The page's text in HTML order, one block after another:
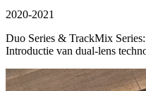
2020-2021
Duo Series & TrackMix Series:
Introductie van dual-lens